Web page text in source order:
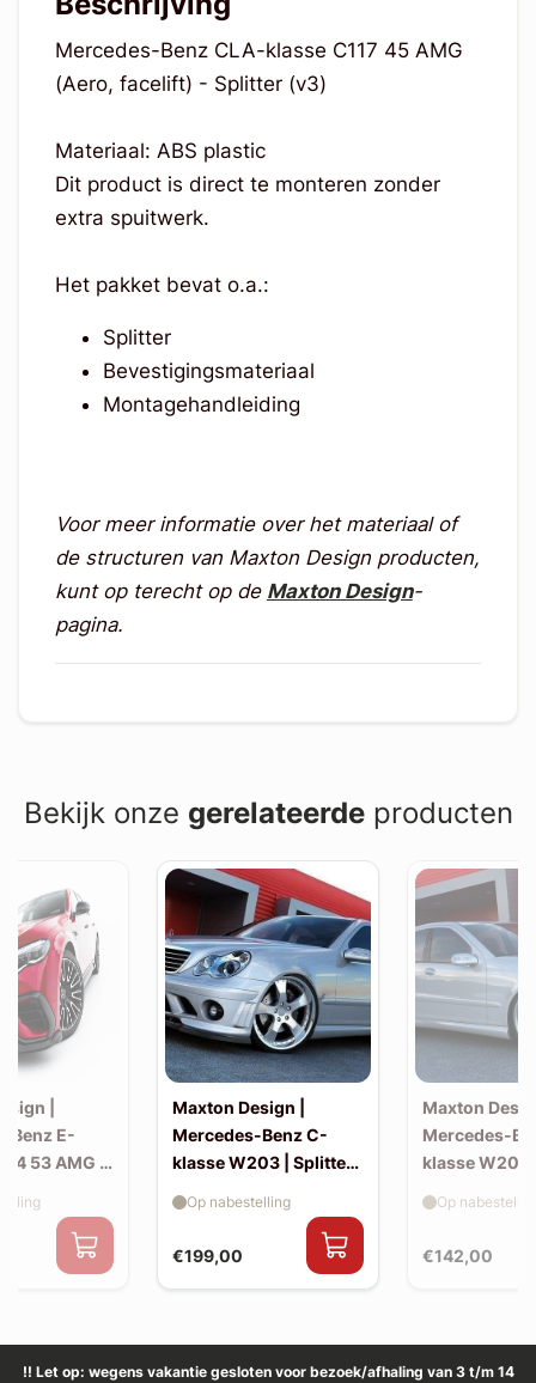
Mercedes-Benz CLA-klasse C117 45 AMG
(Aero, facelift) - Splitter (v3)
Materiaal: ABS plastic
Dit product is direct te monteren zonder
extra spuitwerk.
Het pakket bevat o.a.:
Splitter
Bevestigingsmateriaal
Montagehandleiding
Voor meer informatie over het materiaal of
de structuren van Maxton Design producten,
kunt op terecht op de Maxton Design-
pagina.
Bekijk onze gerelateerdeproducten
|
Benz E-
53 AMG |
Maxton Design |
Mercedes-Benz C-
klasse W203 | Splitter
bumper)
€199,00
Op nabestelling
Maxton
Mercedes-
klasse W203
€142,00
Op
!! Let op: wegens vakantie gesloten voor bezoek/afhaling van 3 t/m 14